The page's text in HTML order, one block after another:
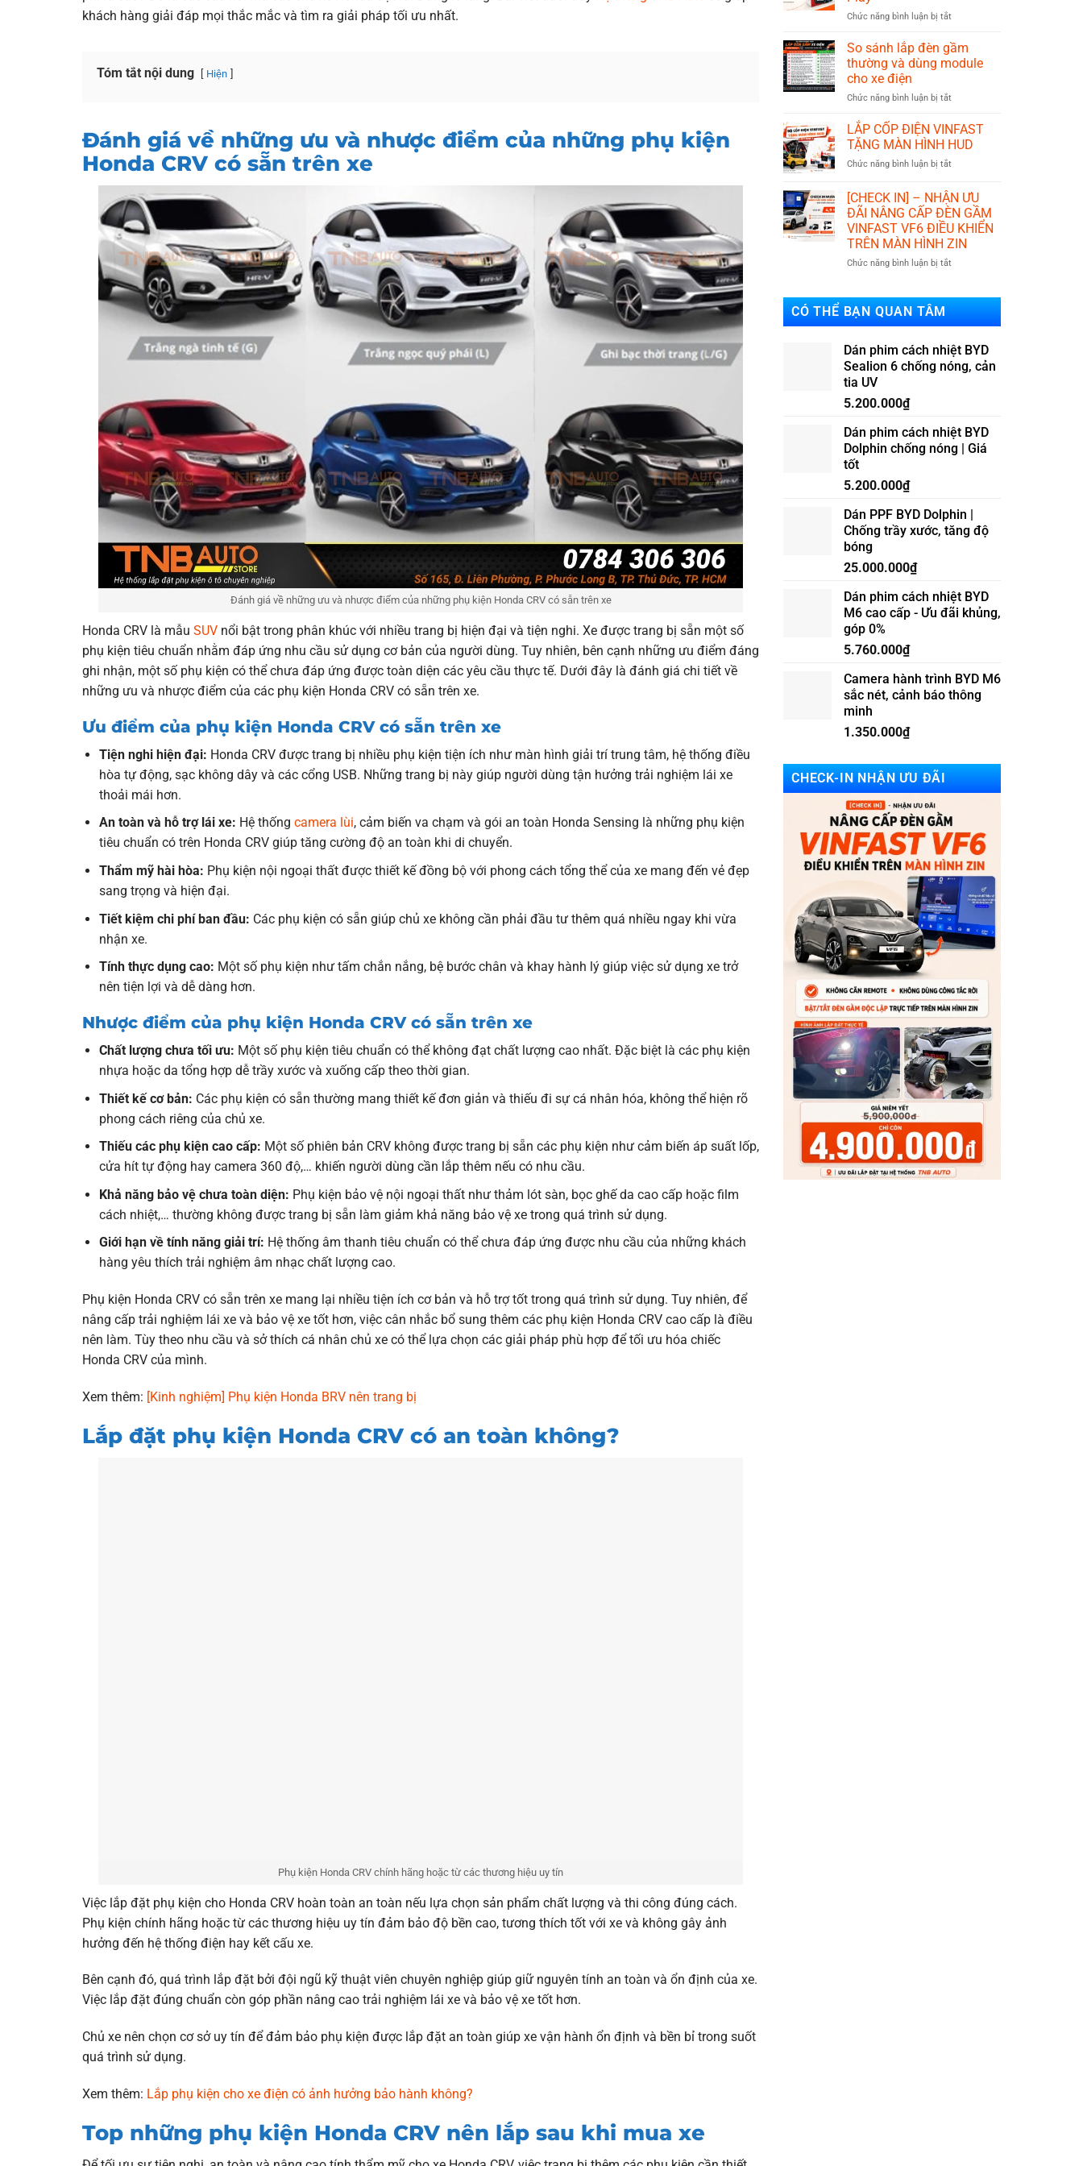
khách hàng giải đáp mọi thắc mắc và tìm ra giải pháp tối ưu nhất.
Tóm tắt nội dung Hiện
Đánh giá về những ưu và nhược điểm của những phụ kiện
Honda CRV có sẵn trên xe
Đánh giá về những ưu và nhược điểm của những phụ kiện Honda CRV có sẵn trên xe
Honda CRV là mẫu SUV nổi bật trong phân khúc với nhiều trang bị hiện đại và tiện nghi. Xe được trang bị sẵn một số
phụ kiện tiêu chuẩn nhằm đáp ứng nhu cầu sử dụng cơ bản của người dùng. Tuy nhiên, bên cạnh những ưu điểm đáng
ghi nhận, một số phụ kiện có thể chưa đáp ứng được toàn diện các yêu cầu thực tế. Dưới đây là đánh giá chi tiết về
những ưu và nhược điểm của các phụ kiện Honda CRV có sẵn trên xe.
Ưu điểm của phụ kiện Honda CRV có sẵn trên xe
Tiện nghi hiện đại: Honda CRV được trang bị nhiều phụ kiện tiện ích như màn hình giải trí trung tâm, hệ thống điều
hòa tự động, sạc không dây và các cổng USB. Những trang bị này giúp người dùng tận hưởng trải nghiệm lái xe
thoải mái hơn.
An toàn và hỗ trợ lái xe: Hệ thống camera lùi, cảm biến va chạm và gói an toàn Honda Sensing là những phụ kiện
tiêu chuẩn có trên Honda CRV giúp tăng cường độ an toàn khi di chuyển.
Thẩm mỹ hài hòa: Phụ kiện nội ngoại thất được thiết kế đồng bộ với phong cách tổng thể của xe mang đến vẻ đẹp
sang trọng và hiện đại.
Tiết kiệm chi phí ban đầu: Các phụ kiện có sẵn giúp chủ xe không cần phải đầu tư thêm quá nhiều ngay khi vừa
nhận xe.
Tính thực dụng cao: Một số phụ kiện như tấm chắn nắng, bệ bước chân và khay hành lý giúp việc sử dụng xe trở
nên tiện lợi và dễ dàng hơn.
Nhược điểm của phụ kiện Honda CRV có sẵn trên xe
Chất lượng chưa tối ưu: Một số phụ kiện tiêu chuẩn có thể không đạt chất lượng cao nhất. Đặc biệt là các phụ kiện
nhựa hoặc da tổng hợp dễ trầy xước và xuống cấp theo thời gian.
Thiết kế cơ bản: Các phụ kiện có sẵn thường mang thiết kế đơn giản và thiếu đi sự cá nhân hóa, không thể hiện rõ
phong cách riêng của chủ xe.
Thiếu các phụ kiện cao cấp: Một số phiên bản CRV không được trang bị sẵn các phụ kiện như cảm biến áp suất lốp,
cửa hít tự động hay camera 360 độ,… khiến người dùng cần lắp thêm nếu có nhu cầu.
Khả năng bảo vệ chưa toàn diện: Phụ kiện bảo vệ nội ngoại thất như thảm lót sàn, bọc ghế da cao cấp hoặc film
cách nhiệt,… thường không được trang bị sẵn làm giảm khả năng bảo vệ xe trong quá trình sử dụng.
Giới hạn về tính năng giải trí: Hệ thống âm thanh tiêu chuẩn có thể chưa đáp ứng được nhu cầu của những khách
hàng yêu thích trải nghiệm âm nhạc chất lượng cao.
Phụ kiện Honda CRV có sẵn trên xe mang lại nhiều tiện ích cơ bản và hỗ trợ tốt trong quá trình sử dụng. Tuy nhiên, để
nâng cấp trải nghiệm lái xe và bảo vệ xe tốt hơn, việc cân nhắc bổ sung thêm các phụ kiện Honda CRV cao cấp là điều
nên làm. Tùy theo nhu cầu và sở thích cá nhân chủ xe có thể lựa chọn các giải pháp phù hợp để tối ưu hóa chiếc
Honda CRV của mình.
Xem thêm: [Kinh nghiệm] Phụ kiện Honda BRV nên trang bị
Lắp đặt phụ kiện Honda CRV có an toàn không?
Phụ kiện Honda CRV chính hãng hoặc từ các thương hiệu uy tín
Việc lắp đặt phụ kiện cho Honda CRV hoàn toàn an toàn nếu lựa chọn sản phẩm chất lượng và thi công đúng cách.
Phụ kiện chính hãng hoặc từ các thương hiệu uy tín đảm bảo độ bền cao, tương thích tốt với xe và không gây ảnh
hưởng đến hệ thống điện hay kết cấu xe.
Bên cạnh đó, quá trình lắp đặt bởi đội ngũ kỹ thuật viên chuyên nghiệp giúp giữ nguyên tính an toàn và ổn định của xe.
Việc lắp đặt đúng chuẩn còn góp phần nâng cao trải nghiệm lái xe và bảo vệ xe tốt hơn.
Chủ xe nên chọn cơ sở uy tín để đảm bảo phụ kiện được lắp đặt an toàn giúp xe vận hành ổn định và bền bỉ trong suốt
quá trình sử dụng.
Xem thêm: Lắp phụ kiện cho xe điện có ảnh hưởng bảo hành không?
Top những phụ kiện Honda CRV nên lắp sau khi mua xe
phuộc
Nên
loại
Chức năng bình luận bị tắt
đơn
phát
phụ
xe
điện
Plug
&
So sánh lắp đèn gầm
thường và dùng module
cho xe điện
Chức năng bình luận bị tắt
sánh
lắp
đèn
gầm
và
dùng
module
cho
xe
LẮP CỐP ĐIỆN VINFAST
TẶNG MÀN HÌNH HUD
Chức năng bình luận bị tắt
CỐP
ĐIỆN
VINFAST
TẶNG
MÀN
[CHECK IN] – NHẬN ƯU
ĐÃI NÂNG CẤP ĐÈN GẦM
VINFAST VF6 ĐIỀU KHIỂN
TRÊN MÀN HÌNH ZIN
Chức năng bình luận bị tắt
ĐÃI
NÂNG
CẤP
VF6
ĐIỀU
KHIỂN
ZIN
CÓ THỂ BẠN QUAN TÂM
Dán phim cách nhiệt BYD
Sealion 6 chống nóng, cản
tia UV
5.200.000₫
Dán phim cách nhiệt BYD
Dolphin chống nóng | Giá
tốt
5.200.000₫
Dán PPF BYD Dolphin |
Chống trầy xước, tăng độ
bóng
25.000.000₫
Dán phim cách nhiệt BYD
M6 cao cấp - Ưu đãi khủng,
góp 0%
5.760.000₫
Camera hành trình BYD M6
sắc nét, cảnh báo thông
minh
1.350.000₫
CHECK-IN NHẬN ƯU ĐÃI